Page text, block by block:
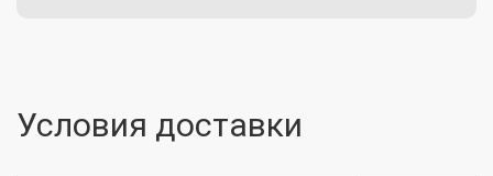
Условия доставки